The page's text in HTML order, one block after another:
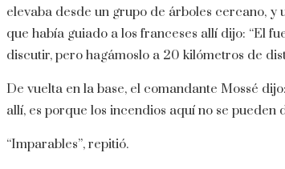
elevaba desde un grupo de árboles cercano,
que había guiado a los franceses allí dijo: “El
discutir, pero hagámoslo a 20 kilómetros de
De vuelta en la base, el comandante Mossé
allí, es porque los incendios aquí no se pueden
“Imparables”, repitió.